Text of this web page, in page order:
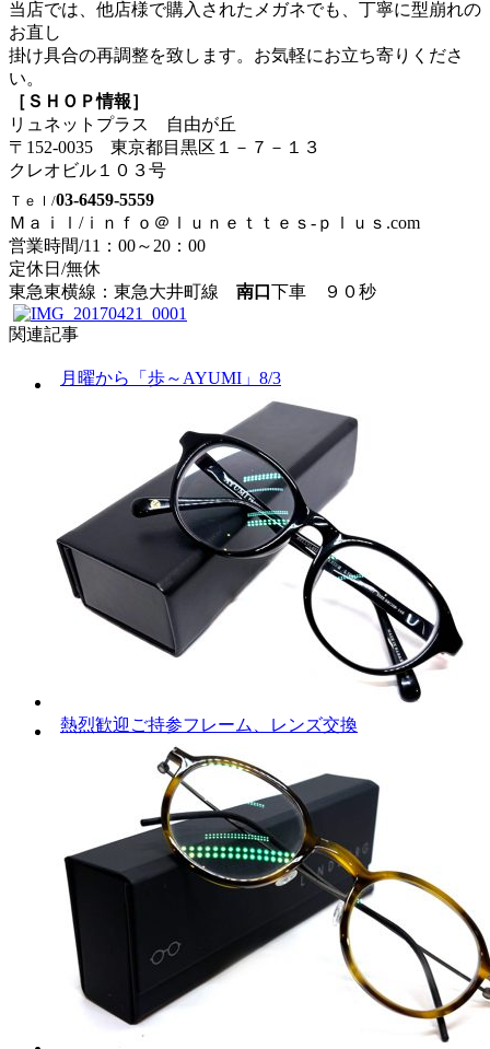
当店では、他店様で購入されたメガネでも、丁寧に型崩れの
お直し
掛け具合の再調整を致します。お気軽にお立ち寄りくださ
い。
［ＳＨＯＰ情報］
リュネットプラス 自由が丘
〒152-0035 東京都目黒区１－７－１３
クレオビル１０３号
Ｔｅｌ/03-6459-5559
Ｍａｉｌ/ｉｎｆｏ＠ｌｕｎｅｔｔｅｓ-ｐｌｕｓ.com
営業時間/11：00～20：00
定休日/無休
東急東横線：東急大井町線 南口 下車 ９０秒
関連記事
月曜から「歩～AYUMI」8/3
熱烈歓迎ご持参フレーム、レンズ交換